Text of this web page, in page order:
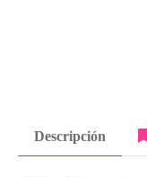
Descripción